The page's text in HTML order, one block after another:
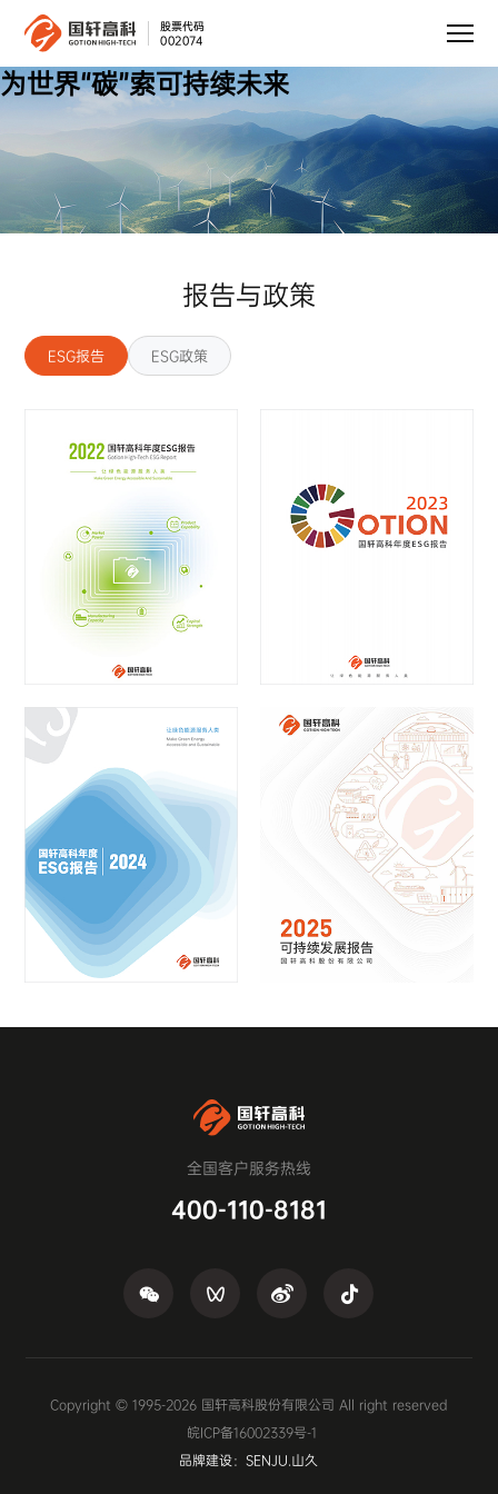
股票代码
002074
为世界“碳”索可持续未来
报告与政策
ESG报告 ESG政策
全国客户服务热线
400-110-8181
Copyright © 1995-2026 国轩高科股份有限公司 All right reserved
皖ICP备16002339号-1
品牌建设：SENJU.山久